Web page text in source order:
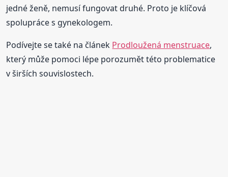
jedné ženě, nemusí fungovat druhé. Proto je klíčová
spolupráce s gynekologem.
Podívejte se také na článek Prodloužená menstruace,
který může pomoci lépe porozumět této problematice
v širších souvislostech.